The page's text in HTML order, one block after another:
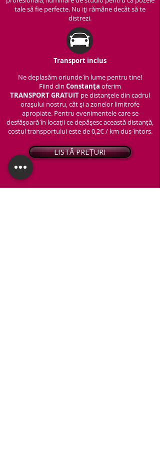
tale să fie perfecte. Nu iți rămâne decât să te
distrezi.
Transport inclus
Ne deplasăm oriunde în lume pentru tine!
Fiind din Constanța oferim
TRANSPORTGRATUIT pe distanțele din cadrul
orașului nostru, cât și a zonelor limitrofe
apropiate. Pentru evenimentele care se
desfășoară în locații ce depășesc această distanță,
costul transportului este de 0,2€ / km dus-întors.
LISTĂ PREȚURI
© 2026 - Snap PhotoBooth